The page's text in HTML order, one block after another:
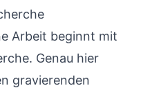
Arbeit beginnt mit
Genau hier
gravierenden